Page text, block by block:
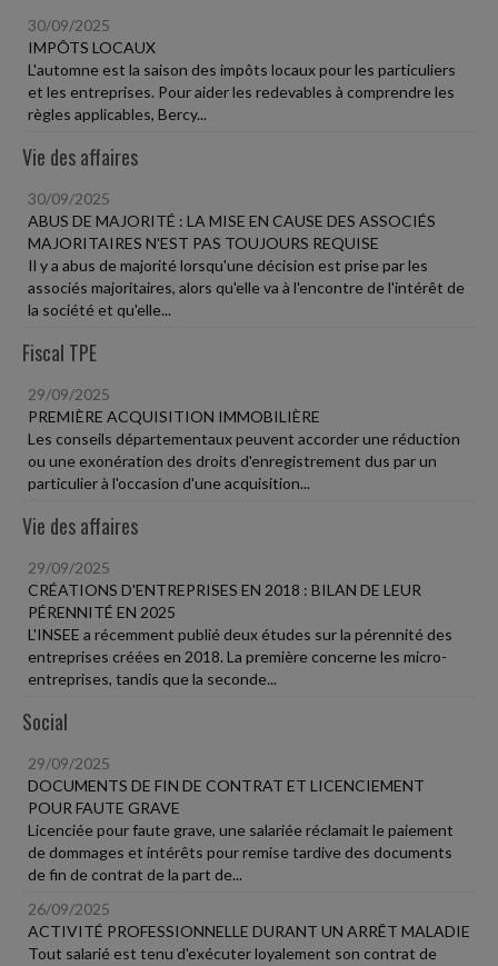
30/09/2025
IMPÔTS LOCAUX
L'automne est la saison des impôts locaux pour les particuliers
et les entreprises. Pour aider les redevables à comprendre les
règles applicables, Bercy...
Vie des affaires
30/09/2025
ABUS DE MAJORITÉ : LA MISE EN CAUSE DES ASSOCIÉS
MAJORITAIRES N'EST PAS TOUJOURS REQUISE
Il y a abus de majorité lorsqu'une décision est prise par les
associés majoritaires, alors qu'elle va à l'encontre de l'intérêt de
la société et qu'elle...
Fiscal TPE
29/09/2025
PREMIÈRE ACQUISITION IMMOBILIÈRE
Les conseils départementaux peuvent accorder une réduction
ou une exonération des droits d'enregistrement dus par un
particulier à l'occasion d'une acquisition...
Vie des affaires
29/09/2025
CRÉATIONS D'ENTREPRISES EN 2018 : BILAN DE LEUR
PÉRENNITÉ EN 2025
L'INSEE a récemment publié deux études sur la pérennité des
entreprises créées en 2018. La première concerne les micro-
entreprises, tandis que la seconde...
Social
29/09/2025
DOCUMENTS DE FIN DE CONTRAT ET LICENCIEMENT
POUR FAUTE GRAVE
Licenciée pour faute grave, une salariée réclamait le paiement
de dommages et intérêts pour remise tardive des documents
de fin de contrat de la part de...
26/09/2025
ACTIVITÉ PROFESSIONNELLE DURANT UN ARRÊT MALADIE
Tout salarié est tenu d'exécuter loyalement son contrat de